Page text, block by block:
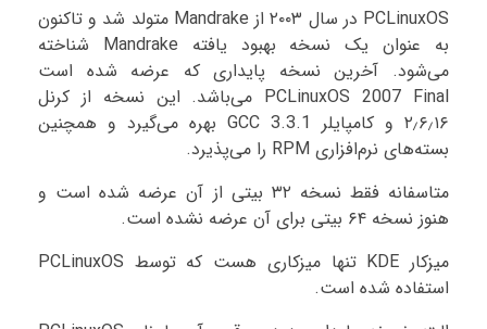
PCLinuxOS در سال ۲۰۰۳ از Mandrake متولد شد و تاکنون
به عنوان یک نسخه بهبود یافته Mandrake شناخته
می‌شود. آخرین نسخه پایداری که عرضه شده است
PCLinuxOS 2007 Final می‌باشد. این نسخه از کرنل
۲٫۶٫۱۶ و کامپایلر GCC 3.3.1 بهره می‌گیرد و همچنین
بسته‌های نرم‌افزاری RPM را می‌پذیرد.
متاسفانه فقط نسخه ۳۲ بیتی از آن عرضه شده است و
هنوز نسخه ۶۴ بیتی برای آن عرضه نشده است.
میزکار KDE تنها میزکاری هست که توسط PCLinuxOS
استفاده شده است.